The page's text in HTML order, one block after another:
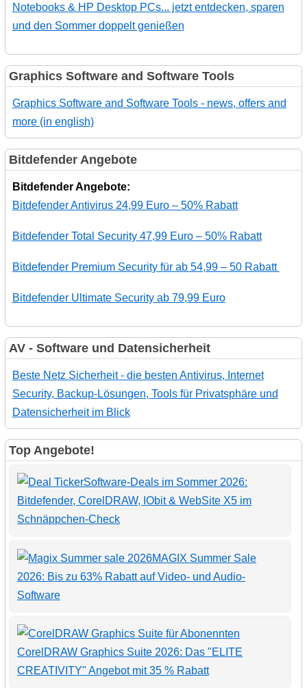
Notebooks & HP Desktop PCs... jetzt entdecken, sparen
und den Sommer doppelt genießen
Graphics Software and Software Tools
Graphics Software and Software Tools - news, offers and
more (in english)
Bitdefender Angebote
Bitdefender Angebote:
Bitdefender Antivirus 24,99 Euro – 50% Rabatt
Bitdefender Total Security 47,99 Euro – 50% Rabatt
Bitdefender Premium Security für ab 54,99 – 50 Rabatt
Bitdefender Ultimate Security ab 79,99 Euro
AV - Software und Datensicherheit
Beste Netz Sicherheit - die besten Antivirus, Internet
Security, Backup-Lösungen, Tools für Privatsphäre und
Datensicherheit im Blick
Top Angebote!
Software-Deals im Sommer 2026:
Bitdefender, CorelDRAW, IObit & WebSite X5 im
Schnäppchen-Check
MAGIX Summer Sale
2026: Bis zu 63% Rabatt auf Video- und Audio-
Software
CorelDRAW Graphics Suite 2026: Das "ELITE
CREATIVITY" Angebot mit 35 % Rabatt